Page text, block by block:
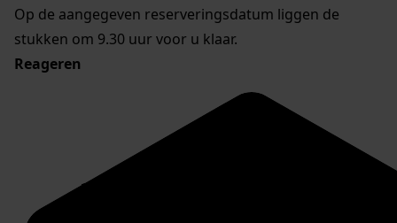
Op de aangegeven reserveringsdatum liggen de
stukken om 9.30 uur voor u klaar.
Reageren